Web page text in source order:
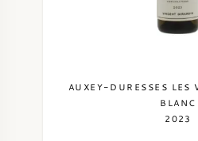
AUXEY-DURESSES LES
BLANC
2023